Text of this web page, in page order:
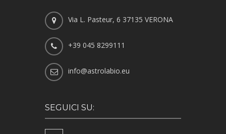
Via L. Pasteur, 6 37135 VERONA
+39 045 8299111
info@astrolabio.eu
SEGUICI SU: